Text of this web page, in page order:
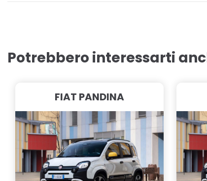
Potrebbero interessarti
FIAT PANDINA